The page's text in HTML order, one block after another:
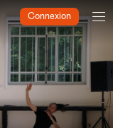
Connexion